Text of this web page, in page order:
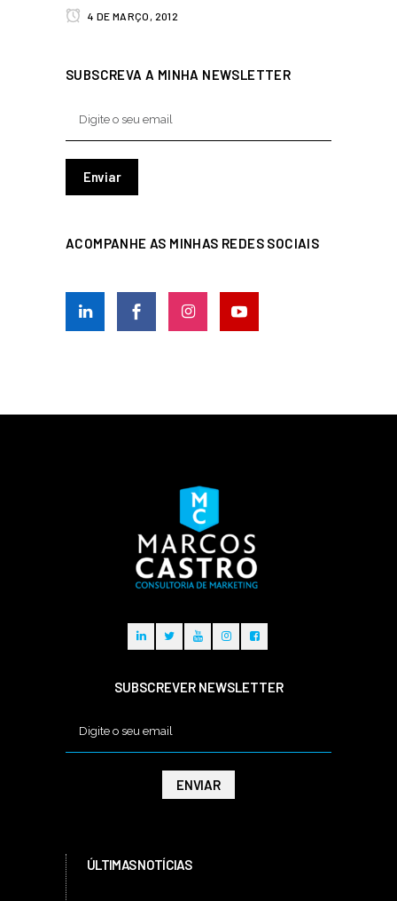
4 DE MARÇO, 2012
SUBSCREVA A MINHA NEWSLETTER
ACOMPANHE AS MINHAS REDES SOCIAIS
SUBSCREVER NEWSLETTER
ÚLTIMAS NOTÍCIAS